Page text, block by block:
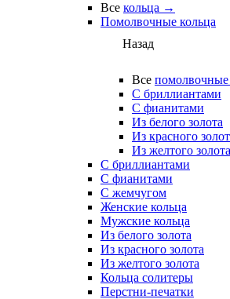
Все кольца →
Помолвочные кольца
Назад
Все
С бриллиантами
С фианитами
Из белого золота
Из красного
Из желтого золота
С бриллиантами
С фианитами
С жемчугом
Женские кольца
Мужские кольца
Из белого золота
Из красного золота
Из желтого золота
Кольца солитеры
Перстни-печатки